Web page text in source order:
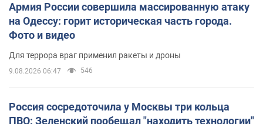
Армия России совершила массированную атаку
на Одессу: горит историческая часть города.
Фото и видео
Для террора враг применил ракеты и дроны
9.08.2026 06:47 546
Россия сосредоточила у Москвы три кольца
ПВО: Зеленский пообещал "находить технологии"